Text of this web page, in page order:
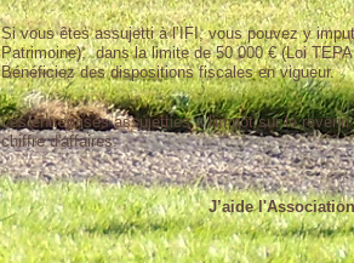
Si vous êtes assujetti à l’IFI, vous pouvez y
Patrimoine), dans la limite de 50 000 € (Loi
Bénéficiez des dispositions fiscales en vigueur.
Les entreprises assujetties à l'impôt sur le
chiffre d'affaires.
J’aide